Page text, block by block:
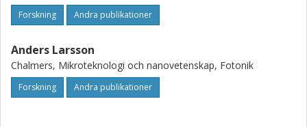
Forskning Andra publikationer
Anders Larsson
Chalmers, Mikroteknologi och nanovetenskap, Fotonik
Forskning Andra publikationer